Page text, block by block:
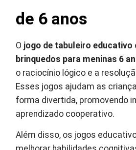
de 6 anos
O jogo de tabuleiro educativo
brinquedos para meninas 6
o raciocínio lógico e a
Esses jogos ajudam as
forma divertida, promovendo
aprendizado cooperativo.
Além disso, os jogos